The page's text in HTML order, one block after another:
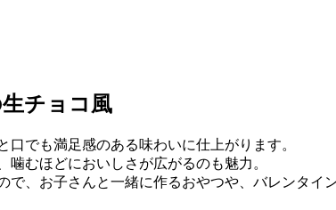
チョコ風
口でも満足感のある味わいに仕上がります。
噛むほどにおいしさが広がるのも魅力。
で、お子さんと一緒に作るおやつや、バレンタイ